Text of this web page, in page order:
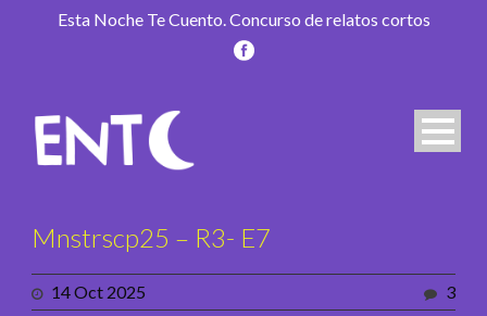
Esta Noche Te Cuento. Concurso de relatos cortos
Mnstrscp25 – R3- E7
14 Oct 2025 3